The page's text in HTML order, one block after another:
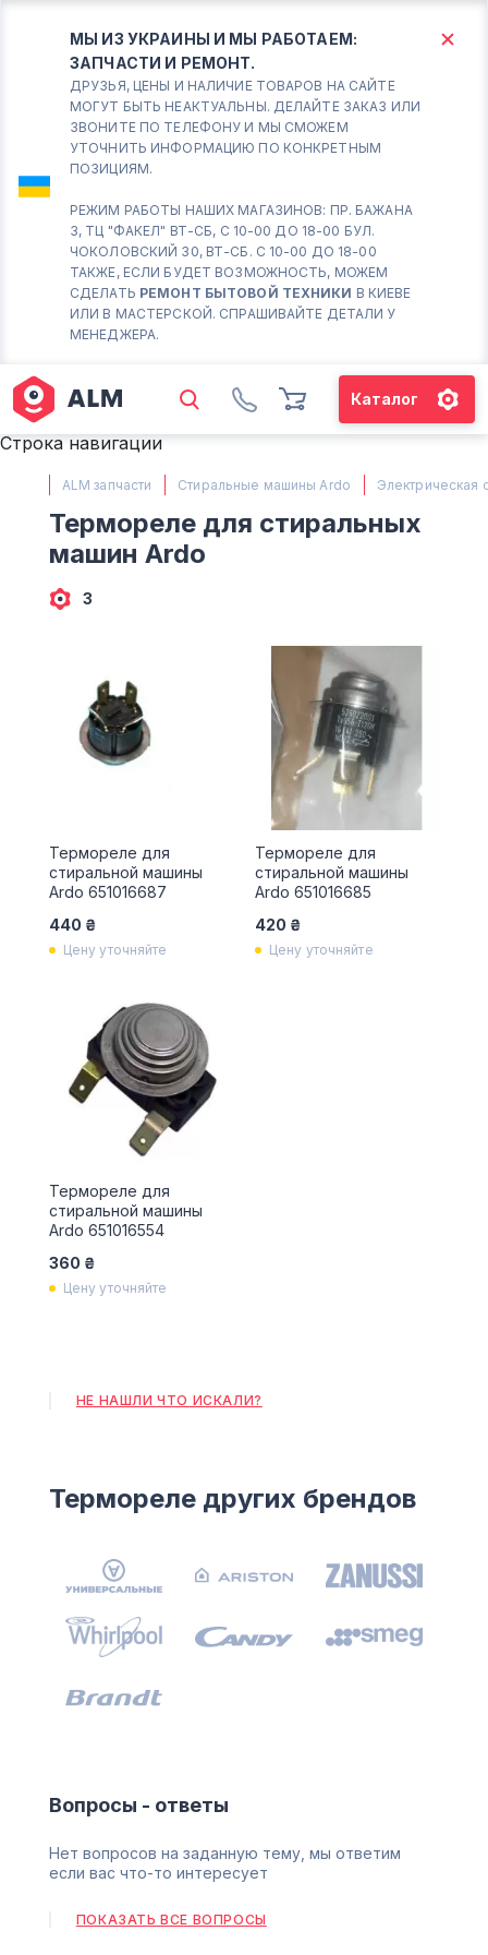
МЫ ИЗ УКРАИНЫ И МЫ РАБОТАЕМ:
ЗАПЧАСТИ И РЕМОНТ.
ДРУЗЬЯ, ЦЕНЫ И НАЛИЧИЕ ТОВАРОВ НА САЙТЕ
МОГУТ БЫТЬ НЕАКТУАЛЬНЫ. ДЕЛАЙТЕ ЗАКАЗ ИЛИ
ЗВОНИТЕ ПО ТЕЛЕФОНУ И МЫ СМОЖЕМ
УТОЧНИТЬ ИНФОРМАЦИЮ ПО КОНКРЕТНЫМ
ПОЗИЦИЯМ.
РЕЖИМ РАБОТЫ НАШИХ МАГАЗИНОВ: ПР. БАЖАНА
3, ТЦ "ФАКЕЛ" ВТ-СБ, С 10-00 ДО 18-00 БУЛ.
ЧОКОЛОВСКИЙ 30, ВТ-СБ. С 10-00 ДО 18-00
ТАКЖЕ, ЕСЛИ БУДЕТ ВОЗМОЖНОСТЬ, МОЖЕМ
СДЕЛАТЬ РЕМОНТ БЫТОВОЙ ТЕХНИКИ В КИЕВЕ
ИЛИ В МАСТЕРСКОЙ. СПРАШИВАЙТЕ ДЕТАЛИ У
МЕНЕДЖЕРА.
Каталог
КИЕВ БОРИСПОЛЬ
Вт.- Сб.
10:00 - 18:00
Соломенский район - ВТ-
СБ. с 10-00 до 18-00
(098) 672 76 42
(063) 722 37 14
М. ХАРЬКОВСКАЯ - ВТ-СБ, С
10-00 ДО 18-00
(063) 527 27 00
(044) 332 76 42
КАРТА
Строка навигации
ALM запчасти Стиральные машины Ardo Электрическая
Термореле для стиральных
машин Ardo
3
Термореле для
стиральной машины
Ardo 651016687
440 ₴
Цену уточняйте
Термореле для
стиральной машины
Ardo 651016685
420 ₴
Цену уточняйте
Термореле для
стиральной машины
Ardo 651016554
360 ₴
Цену уточняйте
НЕ НАШЛИ ЧТО ИСКАЛИ?
Термореле других брендов
Вопросы - ответы
Нет вопросов на заданную тему, мы ответим
если вас что-то интересует
ПОКАЗАТЬ ВСЕ ВОПРОСЫ